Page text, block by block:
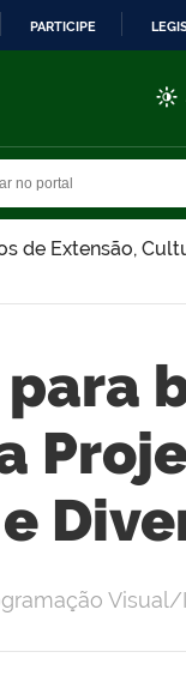
PARTICIPE
de Extensão,
para
Visual/